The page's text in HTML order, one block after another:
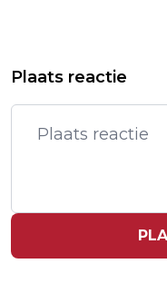
OVERLEDEN
PSV EN
IN
Plaats reactie